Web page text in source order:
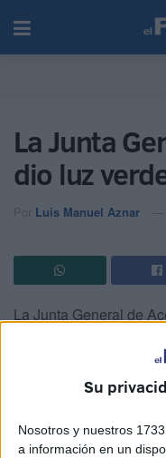
Su
Nosotros y nuestros 1733
a información en un
La Junta
dio luz
Por Luis Manuel Aznar
La Junta General de
sido propuesta ya
presidente del
Hubo cierta polémica
de la oposición, entre